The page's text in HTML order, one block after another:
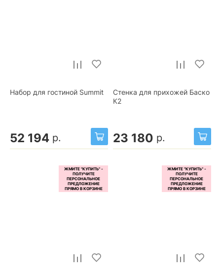
Набор для гостиной Summit
52 194 р.
Стенка для прихожей Баско
К2
23 180 р.